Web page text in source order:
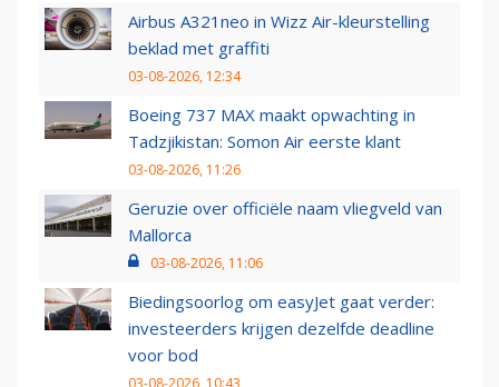
Airbus A321neo in Wizz Air-kleurstelling
beklad met graffiti
03-08-2026, 12:34
Boeing 737 MAX maakt opwachting in
Tadzjikistan: Somon Air eerste klant
03-08-2026, 11:26
Geruzie over officiële naam vliegveld van
Mallorca
03-08-2026, 11:06
Biedingsoorlog om easyJet gaat verder:
investeerders krijgen dezelfde deadline
voor bod
03-08-2026, 10:43